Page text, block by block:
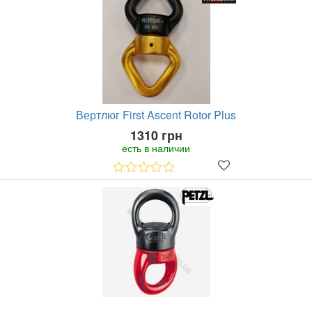
Вертлюг First Ascent Rotor Plus
1310 грн
есть в наличии